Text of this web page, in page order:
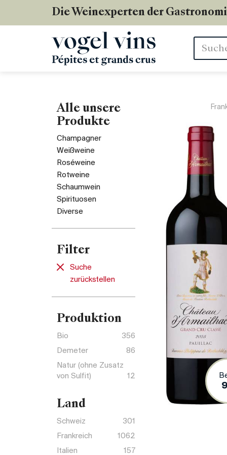
Die Weinexperten der
Alle unsere
Produkte
Champagner
Weißweine
Roséweine
Rotweine
Schaumwein
Spirituosen
Diverse
Filter
Suche
zurückstellen
Produktion
Bio
356
Demeter
86
Natur (ohne Zusatz
von Sulfit)
12
Land
Schweiz
301
Frankreich
1062
Italien
157